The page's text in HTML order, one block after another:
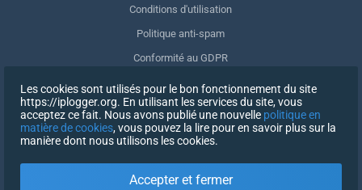
Conditions d'utilisation
Politique anti-spam
Conformité au GDPR
Supprimer mes données
Retrait du consentement
Les cookies sont utilisés pour le bon fonctionnement du site
https://iplogger.org. En utilisant les services du site, vous
acceptez ce fait. Nous avons publié une nouvelle politique en
matière de cookies, vous pouvez la lire pour en savoir plus sur la
manière dont nous utilisons les cookies.
Accepter et fermer